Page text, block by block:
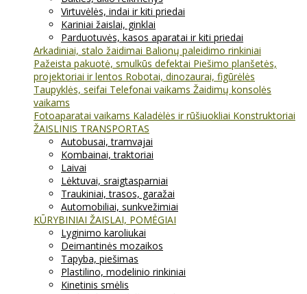
Virtuvėlės, indai ir kiti priedai
Kariniai žaislai, ginklai
Parduotuvės, kasos aparatai ir kiti priedai
Arkadiniai, stalo žaidimai Balionų paleidimo rinkiniai
Pažeista pakuotė, smulkūs defektai Piešimo planšetės,
projektoriai ir lentos Robotai, dinozaurai, figūrėlės
Taupyklės, seifai Telefonai vaikams Žaidimų konsolės
vaikams
Fotoaparatai vaikams Kaladėlės ir rūšiuokliai Konstruktoriai
ŽAISLINIS TRANSPORTAS
Autobusai, tramvajai
Kombainai, traktoriai
Laivai
Lėktuvai, sraigtasparniai
Traukiniai, trasos, garažai
Automobiliai, sunkvežimiai
KŪRYBINIAI ŽAISLAI, POMĖGIAI
Lyginimo karoliukai
Deimantinės mozaikos
Tapyba, piešimas
Plastilino, modelinio rinkiniai
Kinetinis smėlis